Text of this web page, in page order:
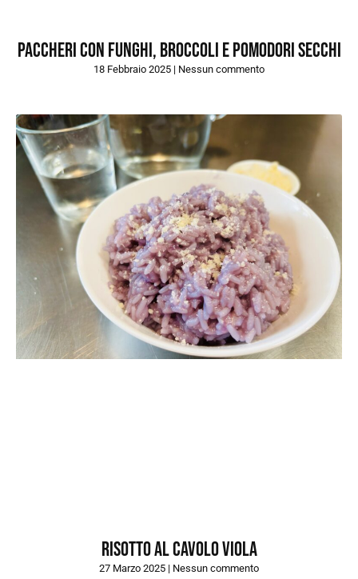
Paccheri con funghi, broccoli e pomodori secchi
18 Febbraio 2025 Nessun commento
Risotto al cavolo viola
27 Marzo 2025 Nessun commento